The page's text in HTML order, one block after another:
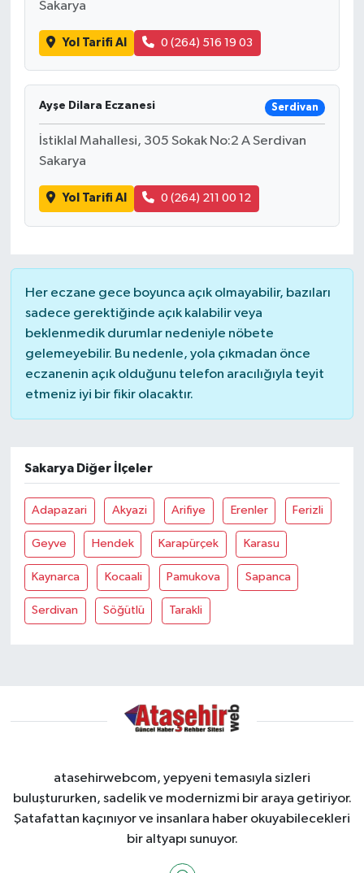
Sakarya
Yol Tarifi Al 0 (264) 516 19 03
Ayşe Dilara Eczanesi Serdivan
İstiklal Mahallesi, 305 Sokak No:2 A Serdivan
Sakarya
Yol Tarifi Al 0 (264) 211 00 12
Her eczane gece boyunca açık olmayabilir, bazıları
sadece gerektiğinde açık kalabilir veya
beklenmedik durumlar nedeniyle nöbete
gelemeyebilir. Bu nedenle, yola çıkmadan önce
eczanenin açık olduğunu telefon aracılığıyla teyit
etmeniz iyi bir fikir olacaktır.
Sakarya Diğer İlçeler
Adapazari Akyazi Arifiye Erenler Ferizli
Geyve Hendek Karapürçek Karasu
Kaynarca Kocaali Pamukova Sapanca
Serdivan Söğütlü Tarakli
atasehirwebcom, yepyeni temasıyla sizleri
buluştururken, sadelik ve modernizmi bir araya getiriyor.
Şatafattan kaçınıyor ve insanlara haber okuyabilecekleri
bir altyapı sunuyor.